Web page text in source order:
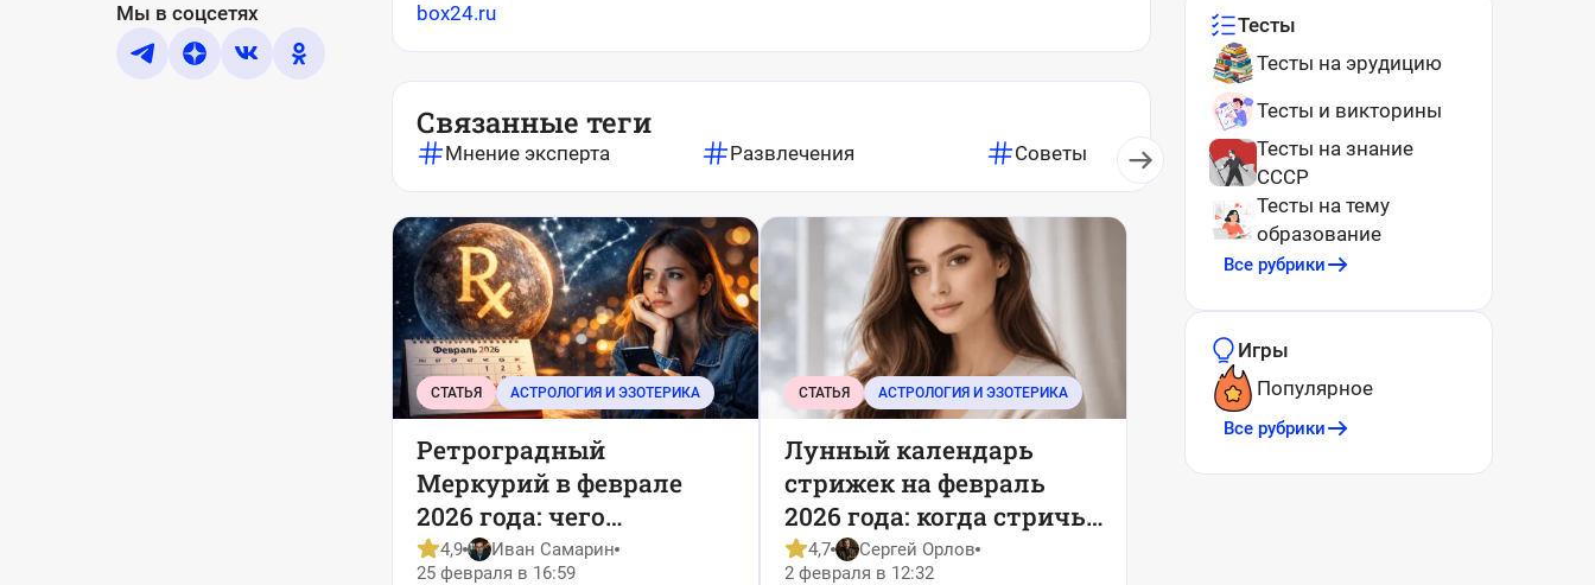
Мы в соцсетях
box24.ru
Связанные теги
Мнение эксперта Развлечения Советы Лайфхаки
СТАТЬЯ АСТРОЛОГИЯ И ЭЗОТЕРИКА
Ретроградный
Меркурий в феврале
2026 года: чего
опасаться и что делать
4,9
Иван Самарин
25 февраля в 16:59
СТАТЬЯ АСТРОЛОГИЯ И ЭЗОТЕРИКА
Лунный календарь
стрижек на февраль
2026 года: когда стричь
волосы, чтобы они
4,7
Сергей Орлов
2 февраля в 12:32
Тесты
Тесты на эрудицию
Тесты и викторины
Тесты на знание
СССР
Тесты на тему
образование
Все рубрики
Игры
Популярное
Все рубрики